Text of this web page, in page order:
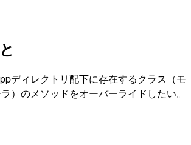
ディレクトリ配下に存在するクラス（モ
）のメソッドをオーバーライドしたい。